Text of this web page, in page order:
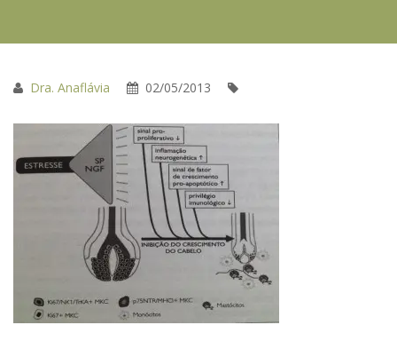
Dra. Anaflávia 02/05/2013